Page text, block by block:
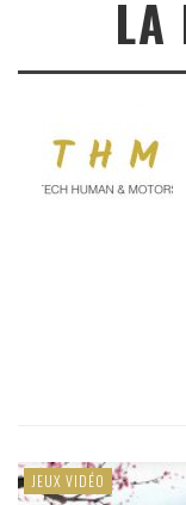
LA
JEUX VIDÉO